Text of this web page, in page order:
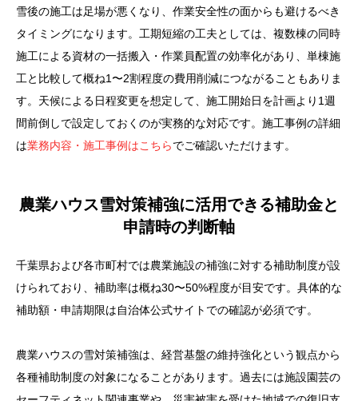
雪後の施工は足場が悪くなり、作業安全性の面からも避けるべき
タイミングになります。工期短縮の工夫としては、複数棟の同時
施工による資材の一括搬入・作業員配置の効率化があり、単棟施
工と比較して概ね1〜2割程度の費用削減につながることもありま
す。天候による日程変更を想定して、施工開始日を計画より1週
間前倒しで設定しておくのが実務的な対応です。施工事例の詳細
は業務内容・施工事例はこちらでご確認いただけます。
農業ハウス雪対策補強に活用できる補助金と
申請時の判断軸
千葉県および各市町村では農業施設の補強に対する補助制度が設
けられており、補助率は概ね30〜50%程度が目安です。具体的な
補助額・申請期限は自治体公式サイトでの確認が必須です。
農業ハウスの雪対策補強は、経営基盤の維持強化という観点から
各種補助制度の対象になることがあります。過去には施設園芸の